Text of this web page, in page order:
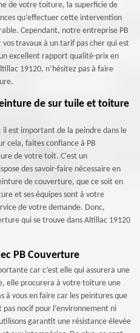
de votre toiture, la superficie de
qu’effectuer cette intervention
Cependant, notre entreprise PB
travaux à un tarif pas cher qui est
excellent rapport qualité-prix en
19120, n’hésitez pas à faire
de sur tuile et toiture
est important de la peindre dans le
cela, faites confiance à PB
de votre toit. C'est un
des savoir-faire nécessaire en
de couverture, que ce soit en
et ses équipes sont à votre
de votre demande. Donc,
qui se trouve dans Altillac 19120
PB Couverture
car c’est elle qui assurera une
elle procurera à votre toiture une
à vous en faire car les peintures que
nocif pour l’environnement ni
garantit une résistance élevée